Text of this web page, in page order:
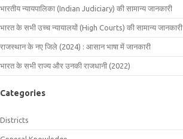
भारतीय न्यायपालिका (Indian Judiciary) की सामान्य जानकारी
भारत के सभी उच्च न्यायालयों (High Courts) की सामान्य जानकारी
राजस्थान के नए जिले (2024) : आसान भाषा में जानकारी
भारत के सभी राज्य और उनकी राजधानी (2022)
Categories
Districts